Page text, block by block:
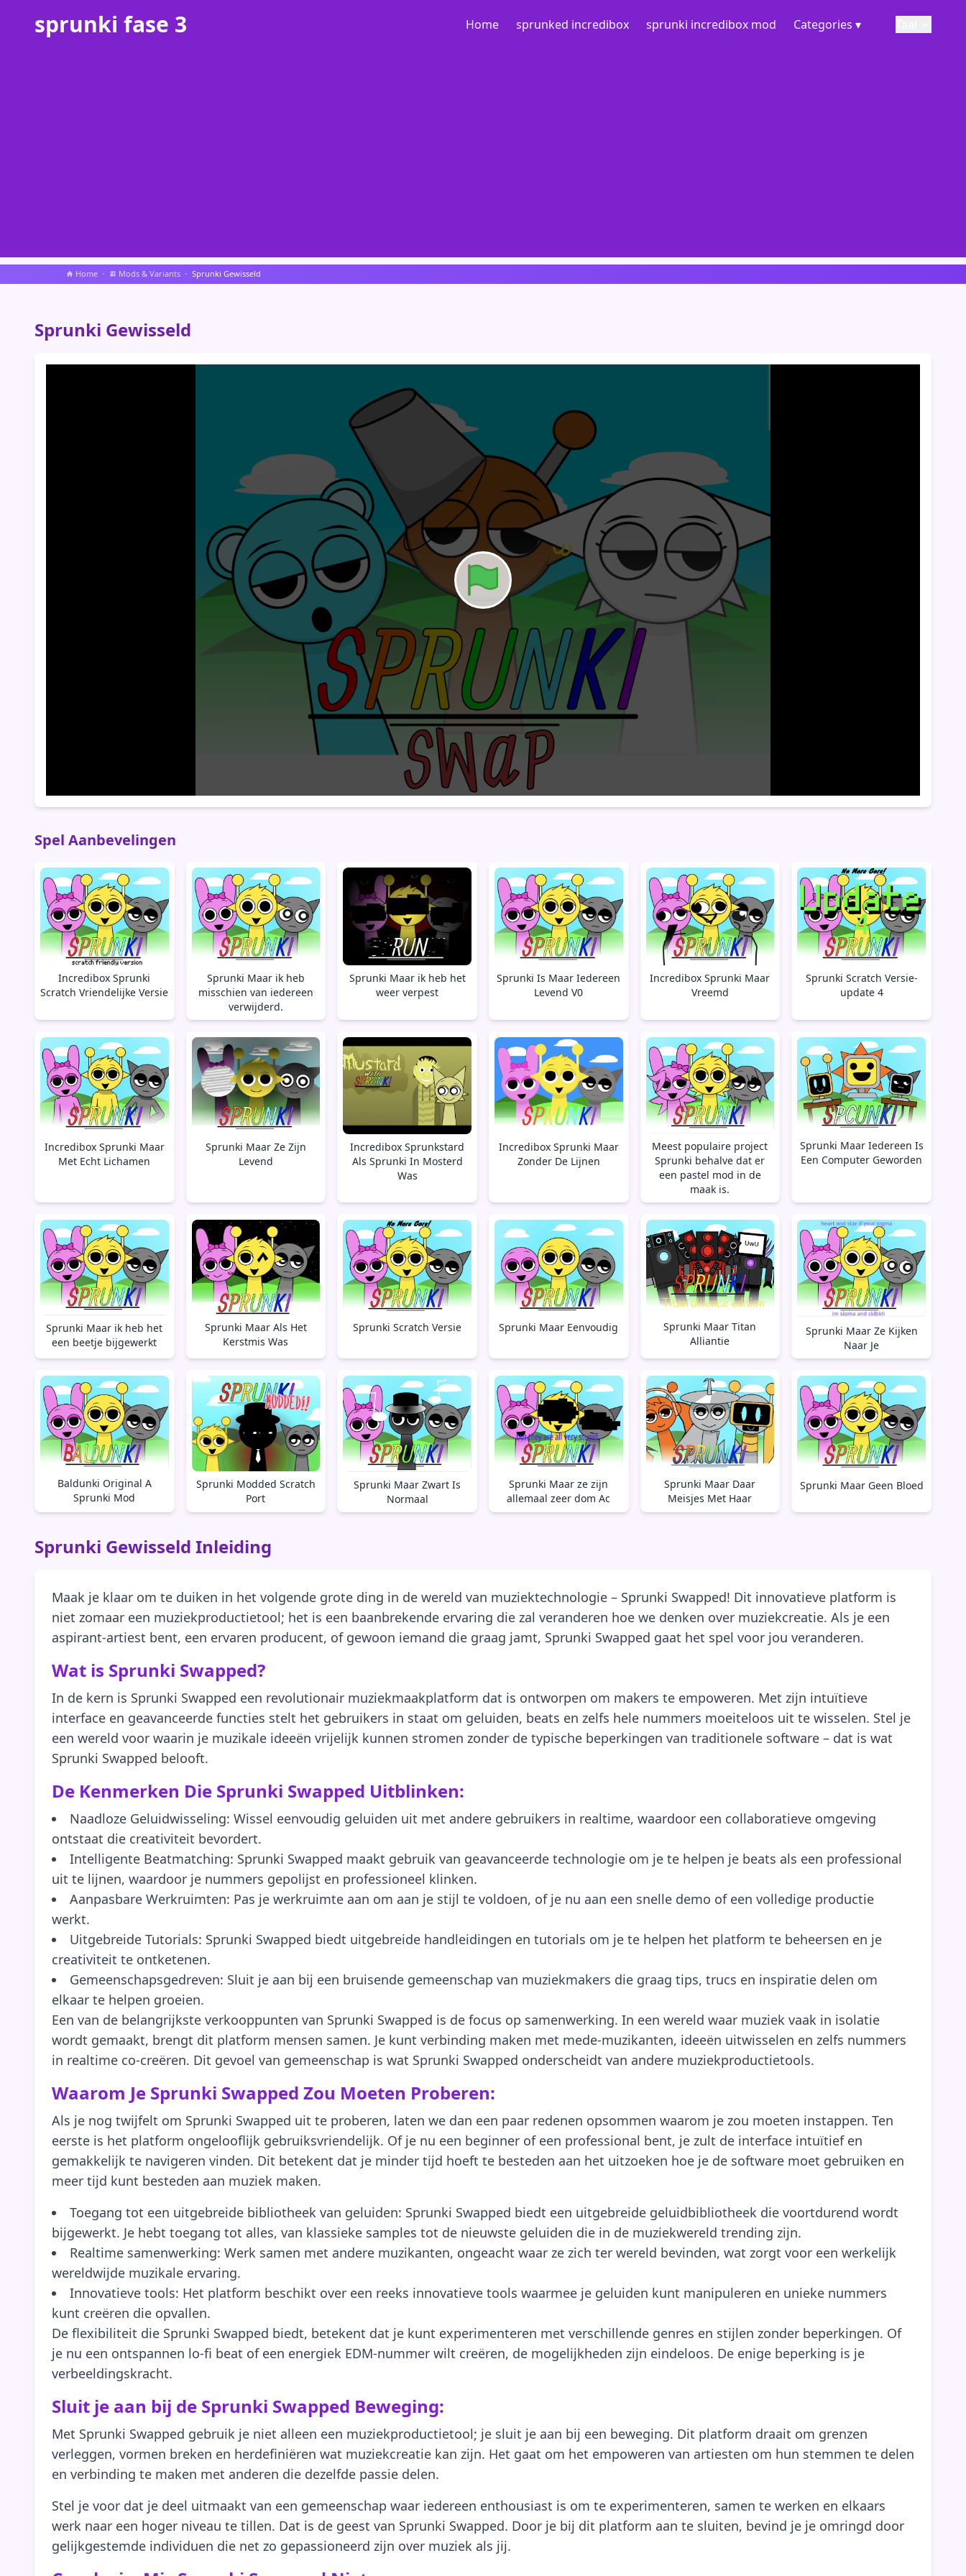
sprunki fase 3 Home sprunked incredibox sprunki incredibox mod Categories ▾
Home Mods & Variants Sprunki Gewisseld
Sprunki Gewisseld
Spel Aanbevelingen
Incredibox Sprunki
Scratch Vriendelijke Versie
Sprunki Maar ik heb
misschien van iedereen
verwijderd.
Sprunki Maar ik heb het
weer verpest
Sprunki Is Maar Iedereen
Levend V0
Incredibox Sprunki Maar
Vreemd
Sprunki Scratch Versie-
update 4
Incredibox Sprunki Maar
Met Echt Lichamen
Sprunki Maar Ze Zijn
Levend
Incredibox Sprunkstard
Als Sprunki In Mosterd
Was
Incredibox Sprunki Maar
Zonder De Lijnen
Meest populaire project
Sprunki behalve dat er
een pastel mod in de
maak is.
Sprunki Maar Iedereen Is
Een Computer Geworden
Sprunki Maar ik heb het
een beetje bijgewerkt
Sprunki Maar Als Het
Kerstmis Was
Sprunki Scratch Versie Sprunki Maar Eenvoudig
Sprunki Maar Titan
Alliantie
Sprunki Maar Ze Kijken
Naar Je
Baldunki Original A
Sprunki Mod
Sprunki Modded Scratch
Port
Sprunki Maar Zwart Is
Normaal
Sprunki Maar ze zijn
allemaal zeer dom Ac
Sprunki Maar Daar
Meisjes Met Haar
Sprunki Maar Geen Bloed
Sprunki Gewisseld Inleiding
Maak je klaar om te duiken in het volgende grote ding in de wereld van muziektechnologie – Sprunki Swapped! Dit innovatieve platform is
niet zomaar een muziekproductietool; het is een baanbrekende ervaring die zal veranderen hoe we denken over muziekcreatie. Als je een
aspirant-artiest bent, een ervaren producent, of gewoon iemand die graag jamt, Sprunki Swapped gaat het spel voor jou veranderen.
Wat is Sprunki Swapped?
In de kern is Sprunki Swapped een revolutionair muziekmaakplatform dat is ontworpen om makers te empoweren. Met zijn intuïtieve
interface en geavanceerde functies stelt het gebruikers in staat om geluiden, beats en zelfs hele nummers moeiteloos uit te wisselen. Stel je
een wereld voor waarin je muzikale ideeën vrijelijk kunnen stromen zonder de typische beperkingen van traditionele software – dat is wat
Sprunki Swapped belooft.
De Kenmerken Die Sprunki Swapped Uitblinken:
Naadloze Geluidwisseling: Wissel eenvoudig geluiden uit met andere gebruikers in realtime, waardoor een collaboratieve omgeving
ontstaat die creativiteit bevordert.
Intelligente Beatmatching: Sprunki Swapped maakt gebruik van geavanceerde technologie om je te helpen je beats als een professional
uit te lijnen, waardoor je nummers gepolijst en professioneel klinken.
Aanpasbare Werkruimten: Pas je werkruimte aan om aan je stijl te voldoen, of je nu aan een snelle demo of een volledige productie
werkt.
Uitgebreide Tutorials: Sprunki Swapped biedt uitgebreide handleidingen en tutorials om je te helpen het platform te beheersen en je
creativiteit te ontketenen.
Gemeenschapsgedreven: Sluit je aan bij een bruisende gemeenschap van muziekmakers die graag tips, trucs en inspiratie delen om
elkaar te helpen groeien.
Een van de belangrijkste verkooppunten van Sprunki Swapped is de focus op samenwerking. In een wereld waar muziek vaak in isolatie
wordt gemaakt, brengt dit platform mensen samen. Je kunt verbinding maken met mede-muzikanten, ideeën uitwisselen en zelfs nummers
in realtime co-creëren. Dit gevoel van gemeenschap is wat Sprunki Swapped onderscheidt van andere muziekproductietools.
Waarom Je Sprunki Swapped Zou Moeten Proberen:
Als je nog twijfelt om Sprunki Swapped uit te proberen, laten we dan een paar redenen opsommen waarom je zou moeten instappen. Ten
eerste is het platform ongelooflijk gebruiksvriendelijk. Of je nu een beginner of een professional bent, je zult de interface intuïtief en
gemakkelijk te navigeren vinden. Dit betekent dat je minder tijd hoeft te besteden aan het uitzoeken hoe je de software moet gebruiken en
meer tijd kunt besteden aan muziek maken.
Toegang tot een uitgebreide bibliotheek van geluiden: Sprunki Swapped biedt een uitgebreide geluidbibliotheek die voortdurend wordt
bijgewerkt. Je hebt toegang tot alles, van klassieke samples tot de nieuwste geluiden die in de muziekwereld trending zijn.
Realtime samenwerking: Werk samen met andere muzikanten, ongeacht waar ze zich ter wereld bevinden, wat zorgt voor een werkelijk
wereldwijde muzikale ervaring.
Innovatieve tools: Het platform beschikt over een reeks innovatieve tools waarmee je geluiden kunt manipuleren en unieke nummers
kunt creëren die opvallen.
De flexibiliteit die Sprunki Swapped biedt, betekent dat je kunt experimenteren met verschillende genres en stijlen zonder beperkingen. Of
je nu een ontspannen lo-fi beat of een energiek EDM-nummer wilt creëren, de mogelijkheden zijn eindeloos. De enige beperking is je
verbeeldingskracht.
Sluit je aan bij de Sprunki Swapped Beweging:
Met Sprunki Swapped gebruik je niet alleen een muziekproductietool; je sluit je aan bij een beweging. Dit platform draait om grenzen
verleggen, vormen breken en herdefiniëren wat muziekcreatie kan zijn. Het gaat om het empoweren van artiesten om hun stemmen te delen
en verbinding te maken met anderen die dezelfde passie delen.
Stel je voor dat je deel uitmaakt van een gemeenschap waar iedereen enthousiast is om te experimenteren, samen te werken en elkaars
werk naar een hoger niveau te tillen. Dat is de geest van Sprunki Swapped. Door je bij dit platform aan te sluiten, bevind je je omringd door
gelijkgestemde individuen die net zo gepassioneerd zijn over muziek als jij.